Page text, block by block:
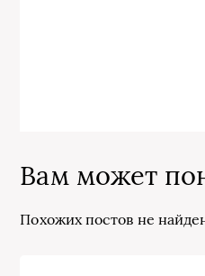
Вам может
Похожих постов не